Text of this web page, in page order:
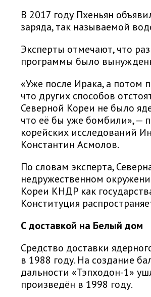
В 2017 году Пхеньян
заряда, так называемой
Эксперты отмечают, что
программы было
«Уже после Ирака, а потом
что других способов
Северной Кореи не было
что её бы уже бомбили», —
корейских исследований
Константин Асмолов.
По словам эксперта,
недружественном
Кореи КНДР как
Конституция
С доставкой на Белый дом
Средство доставки
в 1988 году. На создание
дальности «Тэпходон-1»
произведён в 1998 году.